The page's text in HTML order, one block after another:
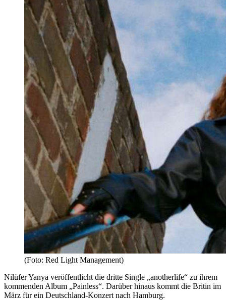
(Foto: Red Light Management)
Nilüfer Yanya veröffentlicht die dritte Single „anotherlife“ zu ihrem
kommenden Album „Painless“. Darüber hinaus kommt die Britin im
März für ein Deutschland-Konzert nach Hamburg.